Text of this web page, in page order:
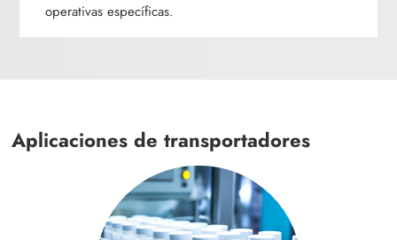
operativas específicas.
Aplicaciones de transportadores